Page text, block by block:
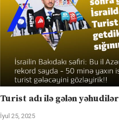
Turist adı ilə gələn yəhudilər
İyul 25, 2025